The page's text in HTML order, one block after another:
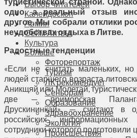
Выбор читателей
Калейдоскоп
Армия
Сейм Литвы
Культура
Больше
Фоторепортаж
Туризм
ЛК рекомендует
Сеньорам
Образование
Здравоохранение
Экология
Происшествия
одно, а реальный отзыв
другое. Мы собрали отклики
неудобствах отдыха в Литве.
Радостные тенденции
«Если не считать маленьких,
людей старшего возраста
Аникщяй или Молетай,
две — приморская
Друскининкай», — считают в
российских информационных
сотрудники которого подготовили